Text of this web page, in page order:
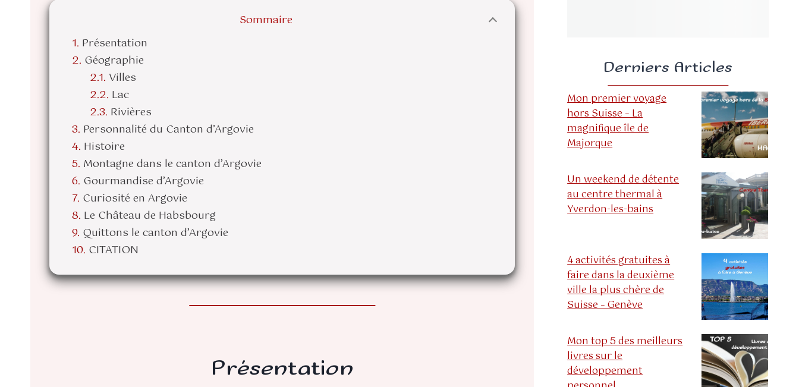
Sommaire
Présentation
Géographie
Villes
Lac
Rivières
Personnalité du Canton d’Argovie
Histoire
Montagne dans le canton d’Argovie
Gourmandise d’Argovie
Curiosité en Argovie
Le Château de Habsbourg
Quittons le canton d’Argovie
CITATION
Présentation
Derniers Articles
Mon premier voyage
hors Suisse – La
magnifique île de
Majorque
Un weekend de détente
au centre thermal à
Yverdon-les-bains
4 activités gratuites à
faire dans la deuxième
ville la plus chère de
Suisse – Genève
Mon top 5 des meilleurs
livres sur le
développement